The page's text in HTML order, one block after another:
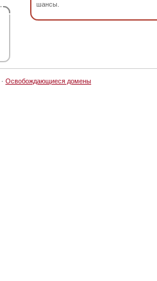
шансы.
· Освобождающиеся домены